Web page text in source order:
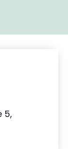
5,